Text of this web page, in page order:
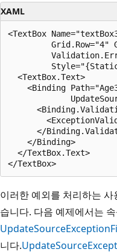
XAML
<TextBox
Grid.Row="4"
  <TextBox.Text>
<Binding
</
    </Binding>
  </TextBox.Text>
이러한 예외를 처리하는
습니다. 다음 예제에서는
니다.